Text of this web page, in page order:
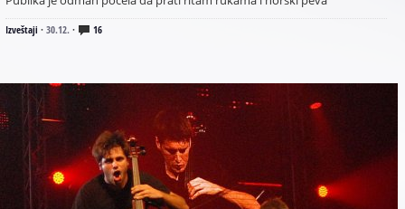
Izveštaji · 30.12. · 16